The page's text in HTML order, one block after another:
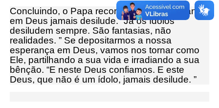
Concluindo, o Papa recordou que a esperança
em Deus jamais desilude. “Já os ídolos
desiludem sempre. São fantasias, não
realidades. ” Se depositarmos a nossa
esperança em Deus, vamos nos tornar como
Ele, partilhando a sua vida e irradiando a sua
bênção. “E neste Deus confiamos. E este
Deus, que não é um ídolo, jamais desilude. ”